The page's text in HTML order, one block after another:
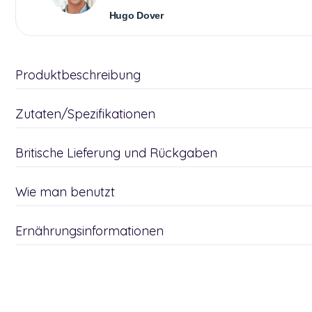
Hugo Dover
Produktbeschreibung
Zutaten/Spezifikationen
Britische Lieferung und Rückgaben
Wie man benutzt
Ernährungsinformationen